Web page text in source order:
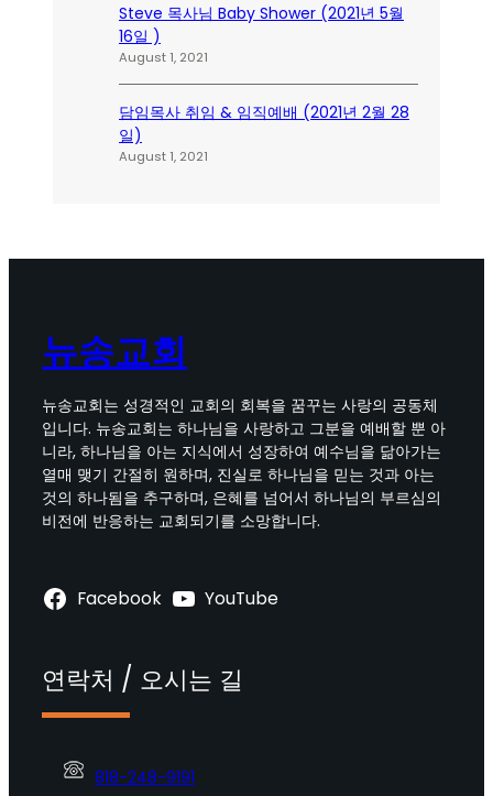
Steve 목사님 Baby Shower (2021년 5월
16일 )
August 1, 2021
담임목사 취임 & 임직예배 (2021년 2월 28
일)
August 1, 2021
뉴송교회
뉴송교회는 성경적인 교회의 회복을 꿈꾸는 사랑의 공동체
입니다. 뉴송교회는 하나님을 사랑하고 그분을 예배할 뿐 아
니라, 하나님을 아는 지식에서 성장하여 예수님을 닮아가는
열매 맺기 간절히 원하며, 진실로 하나님을 믿는 것과 아는
것의 하나됨을 추구하며, 은혜를 넘어서 하나님의 부르심의
비전에 반응하는 교회되기를 소망합니다.
Facebook YouTube
연락처 / 오시는 길
818-248-9191